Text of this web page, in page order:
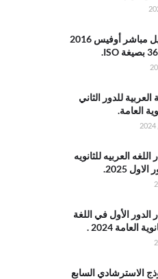
روابط تنزيل مباشر أوفيس 2016
العربية للدور الثاني
اللغه العربيه للثانويه
2025.
الدور الأول في اللغة
العامة 2024 .
الاسترشادي السابع